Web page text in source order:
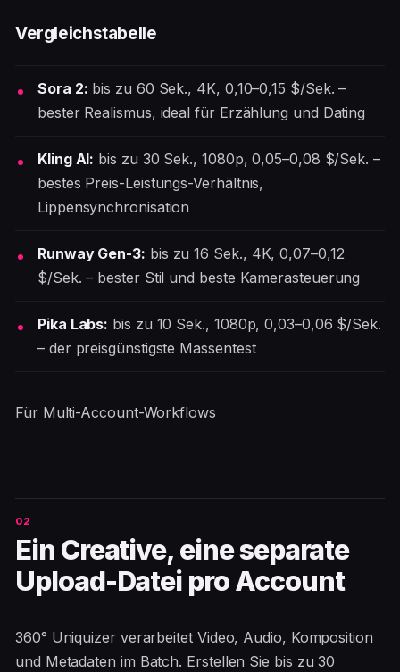
Vergleichstabelle
Sora 2: bis zu 60 Sek., 4K, 0,10–0,15 $/Sek. –
bester Realismus, ideal für Erzählung und Dating
Kling AI: bis zu 30 Sek., 1080p, 0,05–0,08 $/Sek. –
bestes Preis-Leistungs-Verhältnis,
Lippensynchronisation
Runway Gen-3: bis zu 16 Sek., 4K, 0,07–0,12
$/Sek. – bester Stil und beste Kamerasteuerung
Pika Labs: bis zu 10 Sek., 1080p, 0,03–0,06 $/Sek.
– der preisgünstigste Massentest
Für Multi-Account-Workflows
Ein Creative, eine separate
Upload-Datei pro Account
360° Uniquizer verarbeitet Video, Audio, Komposition
und Metadaten im Batch. Erstellen Sie bis zu 30